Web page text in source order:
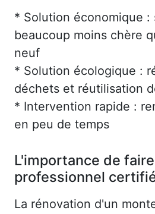
* Solution économique :
beaucoup moins chère
neuf
* Solution écologique :
déchets et réutilisation
* Intervention rapide :
en peu de temps
L'importance de
professionnel
La rénovation d'un